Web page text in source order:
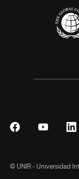
SíguenosSíguenos
© UNIR - Universidad